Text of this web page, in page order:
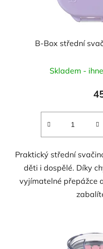
B-Box střední
Skladem -
Praktický střední
děti i dospělé. Díky
vyjímatelné přepážce